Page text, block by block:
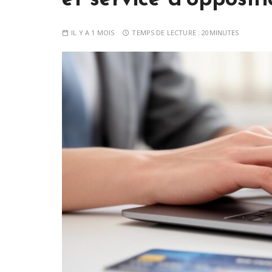
IL Y A 1 MOIS TEMPS DE LECTURE :20MINUTES